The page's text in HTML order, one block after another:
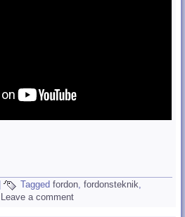
| Tagged fordon,fordonsteknik,
Leave a comment